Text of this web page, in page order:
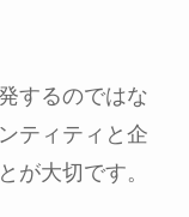
するのではな
ティティと企
が大切です。